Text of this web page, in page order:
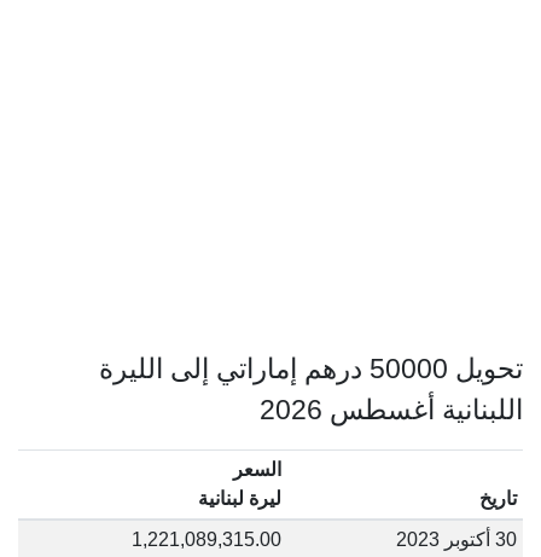
تحويل 50000 درهم إماراتي إلى الليرة
اللبنانية أغسطس 2026
تاريخ
السعر
ليرة لبنانية
30 أكتوبر 2023
1,221,089,315.00